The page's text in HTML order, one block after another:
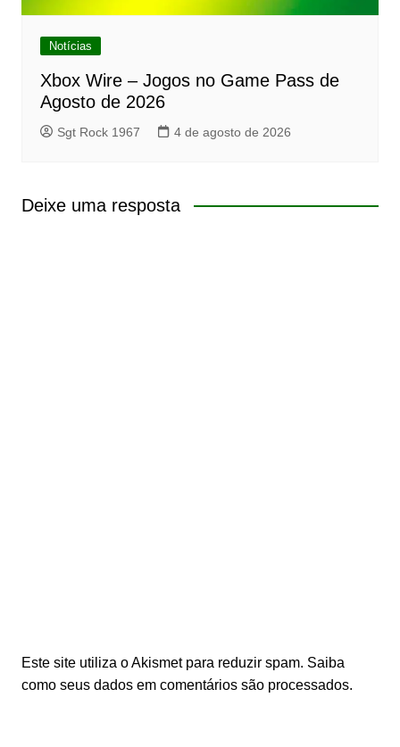
Notícias
Xbox Wire – Jogos no Game Pass de
Agosto de 2026
Sgt Rock 1967 4 de agosto de 2026
Deixe uma resposta
Este site utiliza o Akismet para reduzir spam. Saiba
como seus dados em comentários são processados.